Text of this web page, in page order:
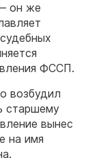
он же
ФССП.
возбудил
старшему
вынес
на имя